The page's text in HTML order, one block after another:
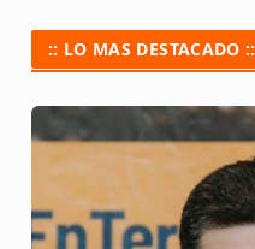
:: LO MAS DESTACADO ::